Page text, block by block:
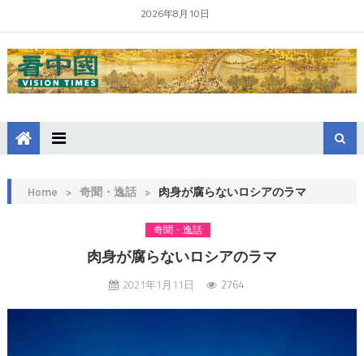
2026年8月10日
Home > 奇聞・逸話 > 肉身が腐らないロシアのラマ
奇聞・逸話
肉身が腐らないロシアのラマ
2021年1月11日 2764